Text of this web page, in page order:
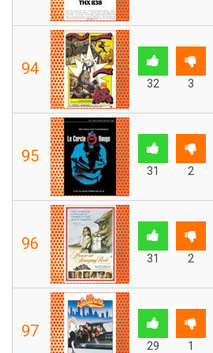
94
32 3
95
31 2
96
31 2
97
29 1